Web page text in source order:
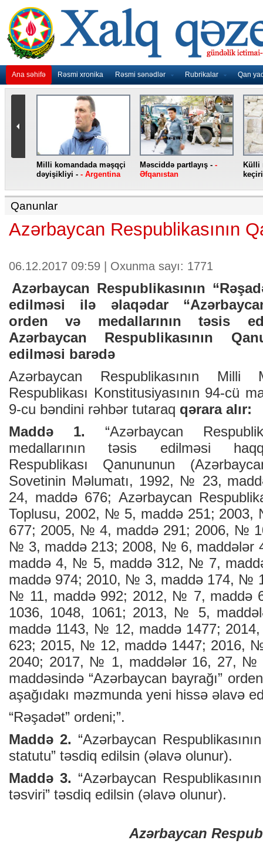
Ana səhifə Rəsmi xronika Rəsmi sənədlər Rubrikalar Qan
Milli komandada məşqçi
dəyişikliyi - - Argentina
Məsciddə partlayış - -
Əfqanıstan
Külli
Qanunlar
Azərbaycan Respublikasının
06.12.2017 09:59 | Oxunma sayı: 1771
Azərbaycan Respublikasının
edilməsi ilə əlaqədar
orden və medallarının təsis
Azərbaycan Respublikasının
edilməsi barədə
Azərbaycan Respublikasının Milli
Respublikası Konstitusiyasının 94-cü
9-cu bəndini rəhbər tutaraq qərara alır:
Maddə 1. “Azərbaycan
medallarının təsis edilməsi
Respublikası Qanununun
Sovetinin Məlumatı, 1992, № 23,
24, maddə 676; Azərbaycan
Toplusu, 2002, № 5, maddə 251;
677; 2005, № 4, maddə 291; 2006, №
№ 3, maddə 213; 2008, № 6, maddələr
maddə 4, № 5, maddə 312, № 7,
maddə 974; 2010, № 3, maddə 174, №
№ 11, maddə 992; 2012, № 7, maddə
1036, 1048, 1061; 2013, № 5,
maddə 1143, № 12, maddə 1477;
623; 2015, № 12, maddə 1447; 2016,
2040; 2017, № 1, maddələr 16, 27, №
maddəsində “Azərbaycan bayrağı”
aşağıdakı məzmunda yeni hissə əlavə
“Rəşadət” ordeni;”.
Maddə 2. “Azərbaycan
statutu” təsdiq edilsin (əlavə olunur).
Maddə 3. “Azərbaycan
təsviri” təsdiq edilsin (əlavə olunur).
Azərbaycan